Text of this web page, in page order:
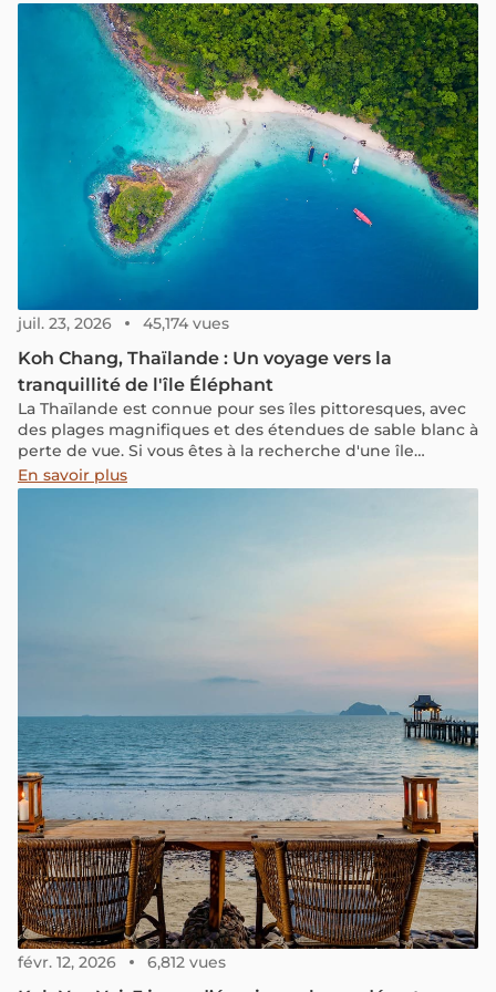
Soi, une soupe de nouilles originaire du nord de la
Thaïlande, qui a conquis le cœur des amateurs de cuisine
thaïlandaise à travers le monde. Son secret ? Une
harmonie parfaite entre un bouillon parfumé au curry,
des nouilles moelleuses, des éclats croustillants et une
touche de citron vert. Autrefois peu connu en dehors de
la Thaïlande, ce plat emblématique est aujourd’hui l’une
des spécialités thaïlandaises les plus prisées.
juil. 23, 2026 45,174 vues
Koh Chang, Thaïlande : Un voyage vers la
tranquillité de l'île Éléphant
La Thaïlande est connue pour ses îles pittoresques, avec
des plages magnifiques et des étendues de sable blanc à
perte de vue. Si vous êtes à la recherche d'une île
paisible, moins touristique et plus authentique, Koh
Chang est un choix idéal. Cette île offre bien plus qu'un
En savoir plus
févr. 12, 2026 6,812 vues